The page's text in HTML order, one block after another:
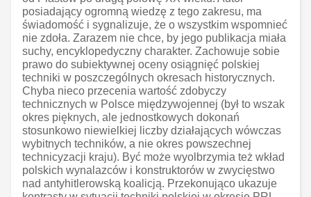
posiadający ogromną wiedzę z tego zakresu, ma
świadomość i sygnalizuje, że o wszystkim wspomnieć
nie zdoła. Zarazem nie chce, by jego publikacja miała
suchy, encyklopedyczny charakter. Zachowuje sobie
prawo do subiektywnej oceny osiągnięć polskiej
techniki w poszczególnych okresach historycznych.
Chyba nieco przecenia wartość zdobyczy
technicznych w Polsce międzywojennej (był to wszak
okres pięknych, ale jednostkowych dokonań
stosunkowo niewielkiej liczby działających wówczas
wybitnych techników, a nie okres powszechnej
technicyzacji kraju). Być może wyolbrzymia też wkład
polskich wynalazców i konstruktorów w zwycięstwo
nad antyhitlerowską koalicją. Przekonująco ukazuje